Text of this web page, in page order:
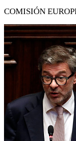
COMISIÓN